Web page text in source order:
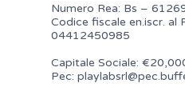
Numero Rea: Bs –
Codice fiscale en.iscr. al
04412450985
Capitale Sociale:
Pec: